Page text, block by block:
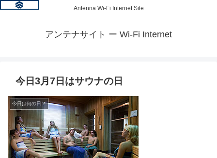
Antenna Wi-Fi Internet Site
アンテナサイト ー Wi-Fi Internet
今日3月7日はサウナの日
今日は何の日？